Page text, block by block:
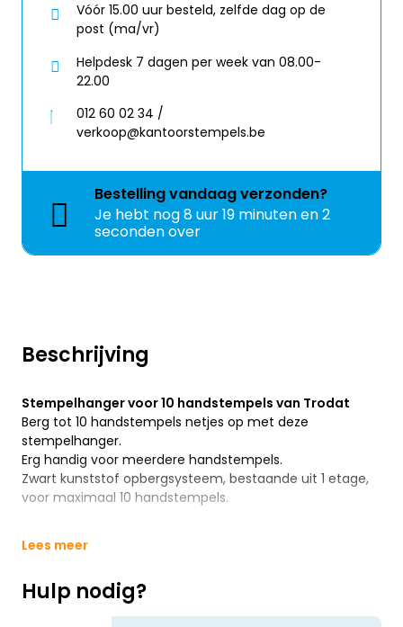
Beschrijving
Stempelhanger voor 10 handstempels van Trodat
Berg tot 10 handstempels netjes op met deze
stempelhanger.
Erg handig voor meerdere handstempels.
Zwart kunststof opbergsysteem, bestaande uit 1 etage,
voor maximaal 10 handstempels.
Lees meer
Hulp nodig?
Vóór 15.00 uur besteld, zelfde dag op de
post (ma/vr)
Helpdesk 7 dagen per week van 08.00-
22.00
012 60 02 34 /
verkoop@kantoorstempels.be
Bestellingvandaagverzonden?
Je hebt nog8 uur 19 minuten en 2
seconden over